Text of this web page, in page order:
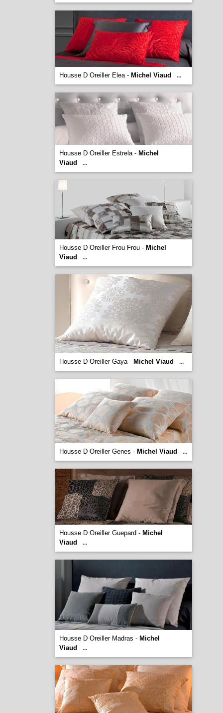
Housse D Oreiller Elea - Michel Viaud ...
Housse D Oreiller Estrela - Michel
Viaud
...
Housse D Oreiller Frou Frou - Michel
Viaud
...
Housse D Oreiller Gaya - Michel Viaud ...
Housse D Oreiller Genes - Michel Viaud ...
Housse D Oreiller Guepard - Michel
Viaud
...
Housse D Oreiller Madras - Michel
Viaud
...